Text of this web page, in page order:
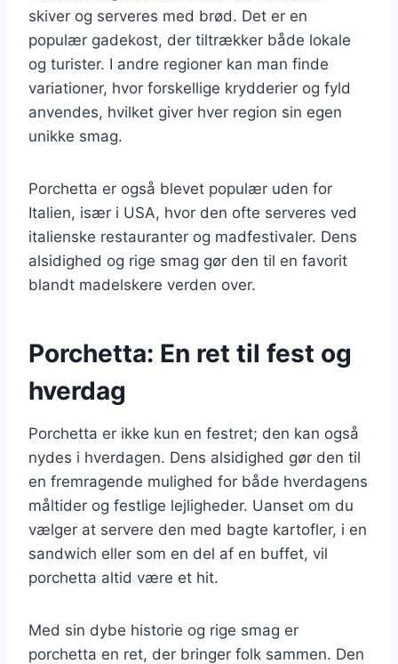
skiver og serveres med brød. Det er en
populær gadekost, der tiltrækker både lokale
og turister. I andre regioner kan man finde
variationer, hvor forskellige krydderier og fyld
anvendes, hvilket giver hver region sin egen
unikke smag.
Porchetta er også blevet populær uden for
Italien, især i USA, hvor den ofte serveres ved
italienske restauranter og madfestivaler. Dens
alsidighed og rige smag gør den til en favorit
blandt madelskere verden over.
Porchetta: En ret til fest og
hverdag
Porchetta er ikke kun en festret; den kan også
nydes i hverdagen. Dens alsidighed gør den til
en fremragende mulighed for både hverdagens
måltider og festlige lejligheder. Uanset om du
vælger at servere den med bagte kartofler, i en
sandwich eller som en del af en buffet, vil
porchetta altid være et hit.
Med sin dybe historie og rige smag er
porchetta en ret, der bringer folk sammen. Den